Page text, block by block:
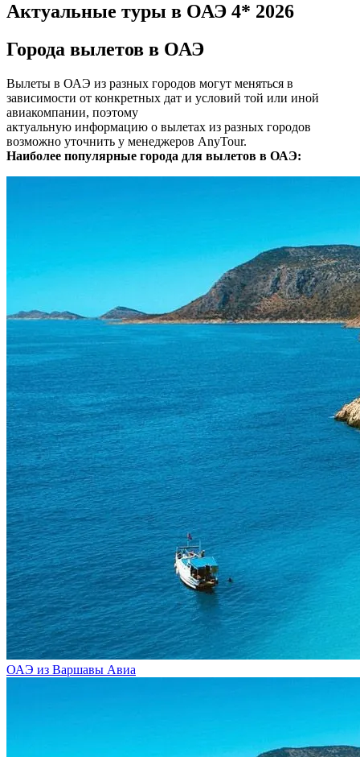
Актуальные туры в ОАЭ 4* 2026
Города вылетов в ОАЭ
Вылеты в ОАЭ из разных городов могут меняться в
зависимости от конкретных дат и условий той или иной
авиакомпании, поэтому
актуальную информацию о вылетах из разных городов
возможно уточнить у менеджеров AnyTour.
Наиболее популярные города для вылетов в ОАЭ:
ОАЭ из Варшавы Авиа